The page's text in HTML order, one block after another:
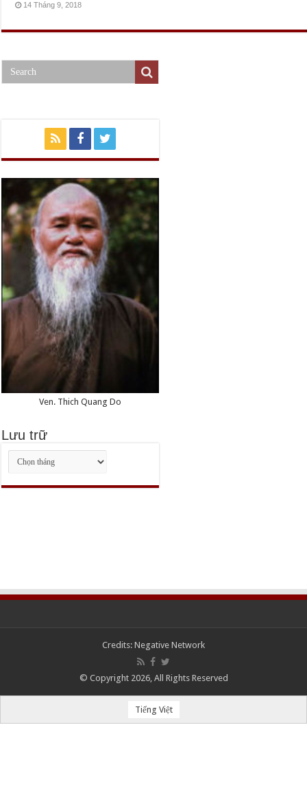
14 Tháng 9, 2018
Ven. Thich Quang Do
Lưu trữ
Lưu
trữ
Credits: Negative Network
© Copyright 2026, All Rights Reserved
Tiếng Việt